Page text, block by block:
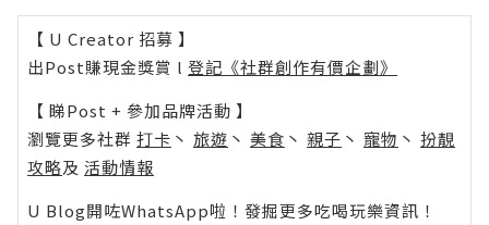
【 U Creator 招募 】
出Post賺現金獎賞 l 登記《社群創作有價企劃》
【 睇Post + 參加品牌活動 】
瀏覽更多社群 打卡 丶 旅遊 丶 美食 丶 親子 丶 寵物 丶 扮靚
攻略及 活動情報
U Blog開咗WhatsApp啦！發掘更多吃喝玩樂資訊！